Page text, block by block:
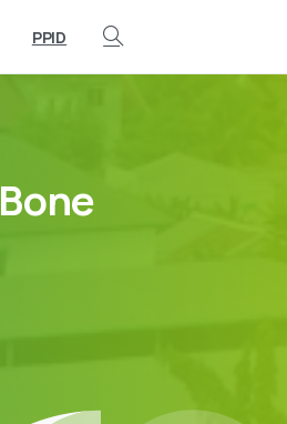
PPID
Search
Bone